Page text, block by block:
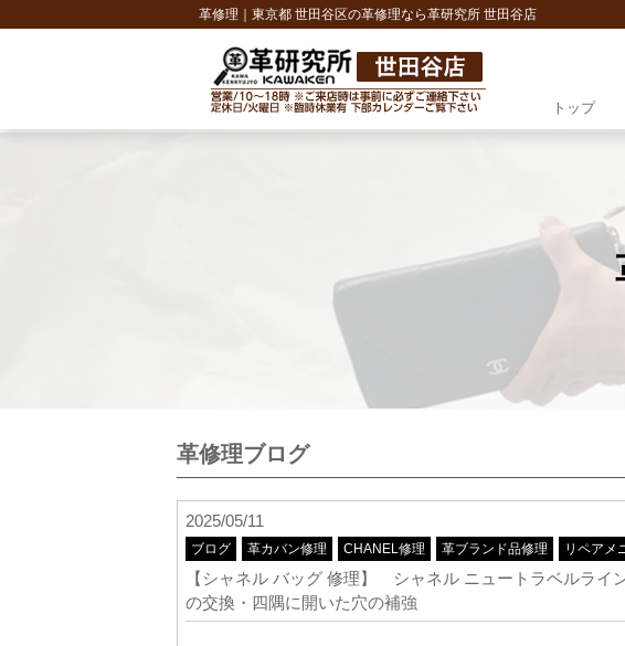
革修理｜東京都 世田谷区の革修理なら革研究所 世田谷店
トップ
革修理ブログ
2025/05/11
ブログ 革カバン修理 CHANEL修理 革ブランド品修理 リペアメ
【シャネル バッグ 修理】 シャネル ニュートラベルラ
の交換・四隅に開いた穴の補強